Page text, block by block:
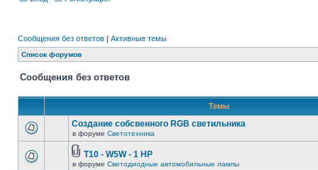
Сообщения без ответов | Активные темы
Список форумов
Сообщения без ответов
Темы
Создание собсвенного RGB светильника
в форуме Светотехника
T10 - W5W - 1 HP
в форуме Светодиодные автомобильные лампы